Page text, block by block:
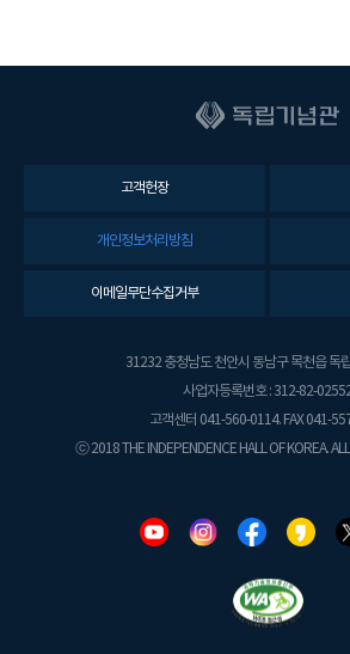
고객헌장
개인정보처리방침
이메일무단수집거부
31232 충청남도 천안시 동남구 목천읍 독
사업자등록번호 : 312-82-
고객센터 041-560-0114. FAX 041-
ⓒ 2018 THE INDEPENDENCE HALL OF KOREA.